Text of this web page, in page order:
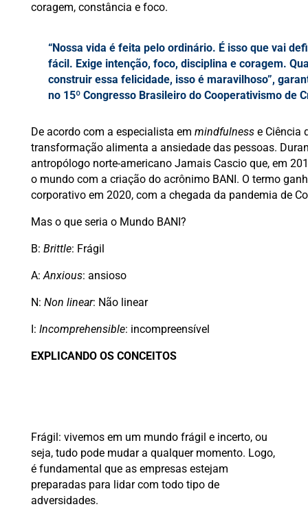
coragem, constância e foco.
“Nossa vida é feita pelo ordinário. É isso que vai
fácil. Exige intenção, foco, disciplina e coragem.
construir essa felicidade, isso é maravilhoso”,
no 15º Congresso Brasileiro do Cooperativismo de
De acordo com a especialista em mindfulness e Ciência
transformação alimenta a ansiedade das pessoas.
antropólogo norte-americano Jamais Cascio que, em
o mundo com a criação do acrônimo BANI. O termo
corporativo em 2020, com a chegada da pandemia de
Mas o que seria o Mundo BANI?
B: Brittle: Frágil
A:Anxious: ansioso
N: Non linear: Não linear
I: Incomprehensible: incompreensível
EXPLICANDO OS CONCEITOS
Frágil: vivemos em um mundo frágil e incerto, ou
seja, tudo pode mudar a qualquer momento. Logo,
é fundamental que as empresas estejam
preparadas para lidar com todo tipo de
adversidades.